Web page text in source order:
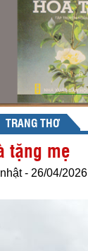
TRANG THƠ
tặng mẹ
- 26/04/